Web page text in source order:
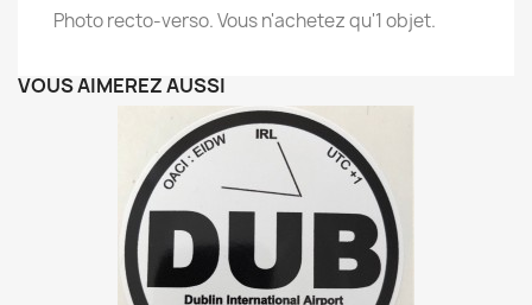
Photo recto-verso. Vous n'achetez qu'1 objet.
VOUS AIMEREZ AUSSI